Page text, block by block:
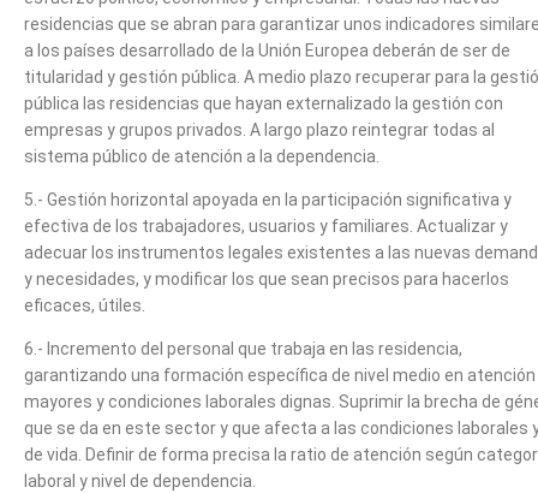
residencias que se abran para garantizar unos indicadores
a los países desarrollado de la Unión Europea deberán de ser de
titularidad y gestión pública. A medio plazo recuperar para la
pública las residencias que hayan externalizado la gestión con
empresas y grupos privados. A largo plazo reintegrar todas al
sistema público de atención a la dependencia.
5.- Gestión horizontal apoyada en la participación significativa y
efectiva de los trabajadores, usuarios y familiares. Actualizar y
adecuar los instrumentos legales existentes a las nuevas
y necesidades, y modificar los que sean precisos para hacerlos
eficaces, útiles.
6.- Incremento del personal que trabaja en las residencia,
garantizando una formación específica de nivel medio en atención
mayores y condiciones laborales dignas. Suprimir la brecha de
que se da en este sector y que afecta a las condiciones laborales
de vida. Definir de forma precisa la ratio de atención según
laboral y nivel de dependencia.